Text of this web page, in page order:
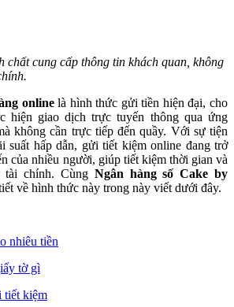
cung cấp thông tin khách quan, không
onlinelà hình thức gửi tiền hiện đại, cho
hiện giao dịch trực tuyến thông qua ứng
không cần trực tiếp đến quầy. Với sự tiện
suất hấp dẫn, gửi tiết kiệm online đang trở
của nhiều người, giúp tiết kiệm thời gian và
chính. Cùng Ngân hàng số Cake by
về hình thức này trong này viết dưới đây.
nhiêu tiền
tờ gì
tiết kiệm